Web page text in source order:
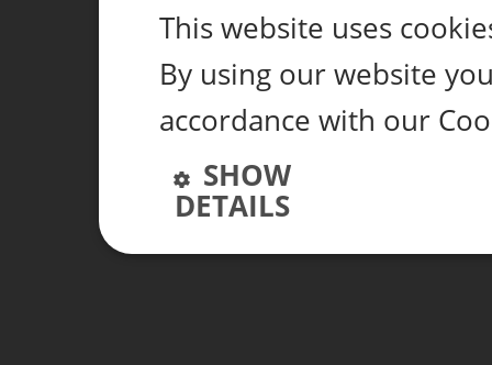
This website uses
By using our website
accordance with our
SHOW
DETAILS